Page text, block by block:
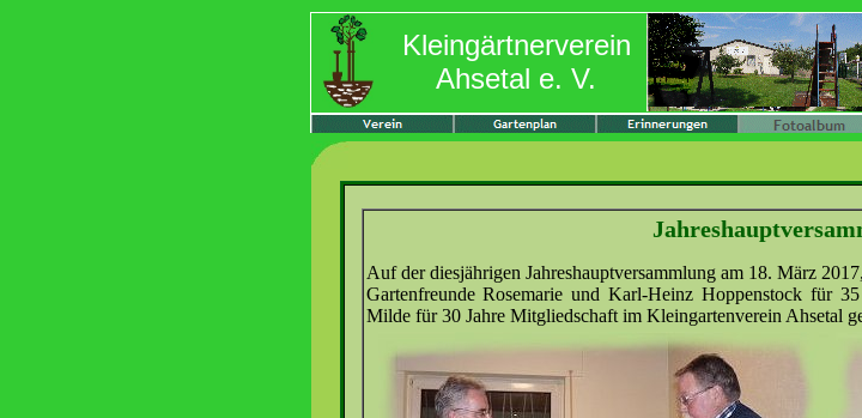
Kleingärtnerverein
Ahsetal e. V.
Auf der diesjährigen Jahreshauptversammlung am 18. März
Gartenfreunde Rosemarie und Karl-Heinz Hoppenstock für
Milde für 30 Jahre Mitgliedschaft im Kleingartenverein Ahsetal